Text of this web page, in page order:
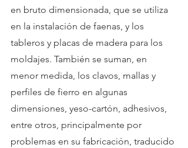
en bruto dimensionada, que se utiliza
en la instalación de faenas, y los
tableros y placas de madera para los
moldajes. También se suman, en
menor medida, los clavos, mallas y
perfiles de fierro en algunas
dimensiones, yeso-cartón, adhesivos,
entre otros, principalmente por
problemas en su fabricación, traducido